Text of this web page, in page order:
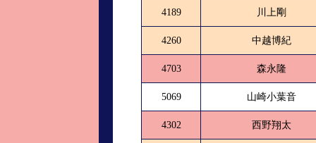
4189 川上剛
4260 中越博紀
4703 森永隆
5069 山崎小葉音
4302 西野翔太